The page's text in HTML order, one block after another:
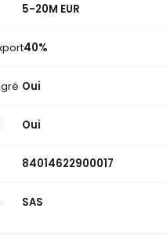
5-20M EUR
40%
Oui
Oui
84014622900017
SAS